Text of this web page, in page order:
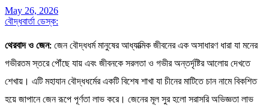
May 26, 2026
বৌদ্ধবার্তা ডেস্ক:
থেরবাদ ও জেন: জেন বৌদ্ধধর্ম মানুষের আধ্যাত্মিক জীবনের এক অসাধারণ ধারা যা মনের
গভীরতম স্তরে পৌঁছে যায় এবং জীবনকে সরলতা ও গভীর অন্তর্দৃষ্টির আলোয় দেখতে
শেখায়। এটি মহাযান বৌদ্ধধর্মের একটি বিশেষ শাখা যা চীনের মাটিতে চান নামে বিকশিত
হয়ে জাপানে জেন রূপে পূর্ণতা লাভ করে। জেনের মূল সুর হলো সরাসরি অভিজ্ঞতা লাভ